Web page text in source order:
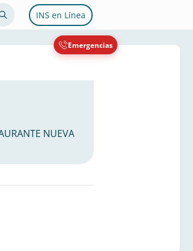
INS en Línea
Emergencias
NUEVA